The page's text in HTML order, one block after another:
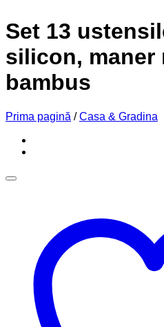
Set 13
silicon, maner
bambus
Prima pagină / Casa & Gradina